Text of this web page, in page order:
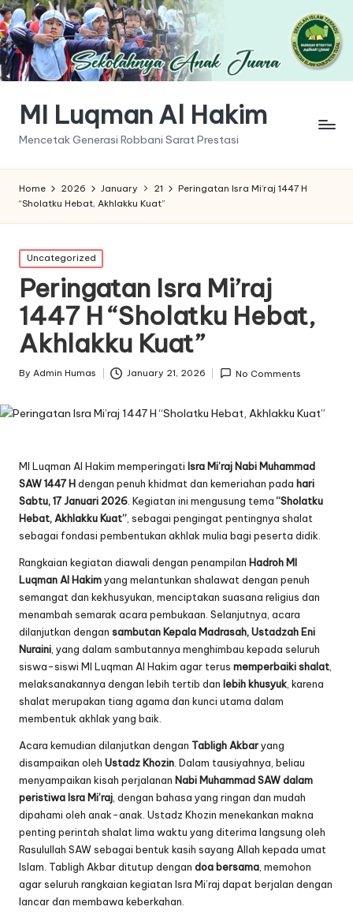
MI Luqman Al Hakim
Mencetak Generasi Robbani Sarat Prestasi
Home 2026 January 21
Peringatan Isra Mi’raj 1447 H
“Sholatku Hebat, Akhlakku Kuat”
Posted
in
Uncategorized
Peringatan Isra Mi’raj
1447 H “Sholatku Hebat,
Akhlakku Kuat”
Posted
By Admin Humas January 21, 2026 No Comments
MI Luqman Al Hakim memperingati Isra Mi’raj Nabi Muhammad
SAW 1447 Hdengan penuh khidmat dan kemeriahan pada hari
Sabtu, 17 Januari 2026 . Kegiatan ini mengusung tema “Sholatku
Hebat, Akhlakku Kuat” , sebagai pengingat pentingnya shalat
sebagai fondasi pembentukan akhlak mulia bagi peserta didik.
Rangkaian kegiatan diawali dengan penampilan Hadroh MI
Luqman Al Hakimyang melantunkan shalawat dengan penuh
semangat dan kekhusyukan, menciptakan suasana religius dan
menambah semarak acara pembukaan. Selanjutnya, acara
dilanjutkan dengan sambutan Kepala Madrasah, Ustadzah Eni
Nuraini , yang dalam sambutannya menghimbau kepada seluruh
siswa-siswi MI Luqman Al Hakim agar terus memperbaiki shalat
melaksanakannya dengan lebih tertib dan lebih khusyuk , karena
shalat merupakan tiang agama dan kunci utama dalam
membentuk akhlak yang baik.
Acara kemudian dilanjutkan dengan Tabligh Akbaryang
disampaikan oleh Ustadz Khozin . Dalam tausiyahnya, beliau
menyampaikan kisah perjalanan Nabi Muhammad SAW dalam
peristiwa Isra Mi’raj , dengan bahasa yang ringan dan mudah
dipahami oleh anak-anak. Ustadz Khozin menekankan makna
penting perintah shalat lima waktu yang diterima langsung oleh
Rasulullah SAW sebagai bentuk kasih sayang Allah kepada umat
Islam. Tabligh Akbar ditutup dengan doa bersama , memohon
agar seluruh rangkaian kegiatan Isra Mi’raj dapat berjalan dengan
lancar dan membawa keberkahan.